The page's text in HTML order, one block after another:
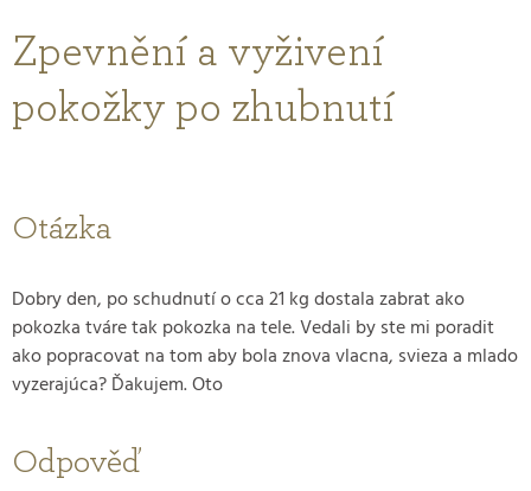
Zpevnění a vyživení
pokožky po zhubnutí
Otázka
Dobry den, po schudnutí o cca 21 kg dostala zabrat ako
pokozka tváre tak pokozka na tele. Vedali by ste mi poradit
ako popracovat na tom aby bola znova vlacna, svieza a mlado
vyzerajúca? Ďakujem. Oto
Odpověď